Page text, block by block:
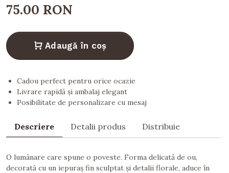
75.00 RON
Adaugă în coș
Cadou perfect pentru orice ocazie
Livrare rapidă și ambalaj elegant
Posibilitate de personalizare cu mesaj
Descriere Detalii produs Distribuie
O lumânare care spune o poveste. Forma delicată de ou,
decorată cu un iepuraș fin sculptat și detalii florale, aduce în